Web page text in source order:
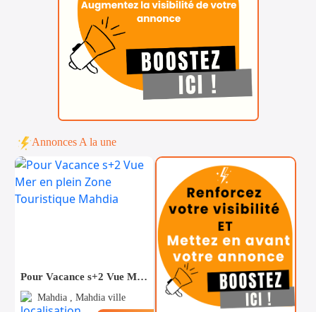
Annonces A la une
Pour Vacance s+2 Vue Mer en plein Zone Touristique Mahdia
Mahdia , Mahdia ville